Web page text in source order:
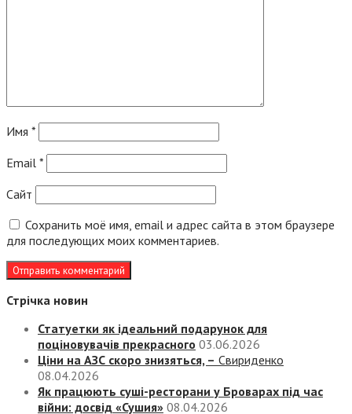
Имя *
Email *
Сайт
Сохранить моё имя, email и адрес сайта в этом браузере
для последующих моих комментариев.
Стрічка новин
Статуетки як ідеальний подарунок для
поціновувачів прекрасного 03.06.2026
Ціни на АЗС скоро знизяться, – Свириденко
08.04.2026
Як працюють суші-ресторани у Броварах під час
війни: досвід «Сушия» 08.04.2026